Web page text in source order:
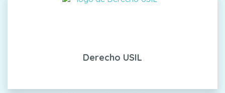
Derecho USIL